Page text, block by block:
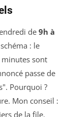
de 9h à
: le
sont
passe de
Pourquoi ?
Mon conseil :
de la file.